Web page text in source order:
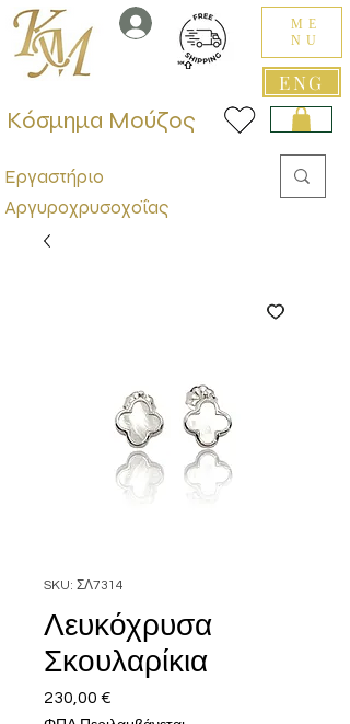
ENG
ME
NU
Εργαστήριο
Αργυροχρυσοχοΐας
Κόσμημα Μούζος
SKU: ΣΛ7314
Λευκόχρυσα
Σκουλαρίκια
230,00 €